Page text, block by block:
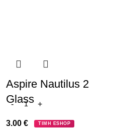
Aspire Nautilus 2
Glass
3.00 € ΤΙΜΗ ESHOP